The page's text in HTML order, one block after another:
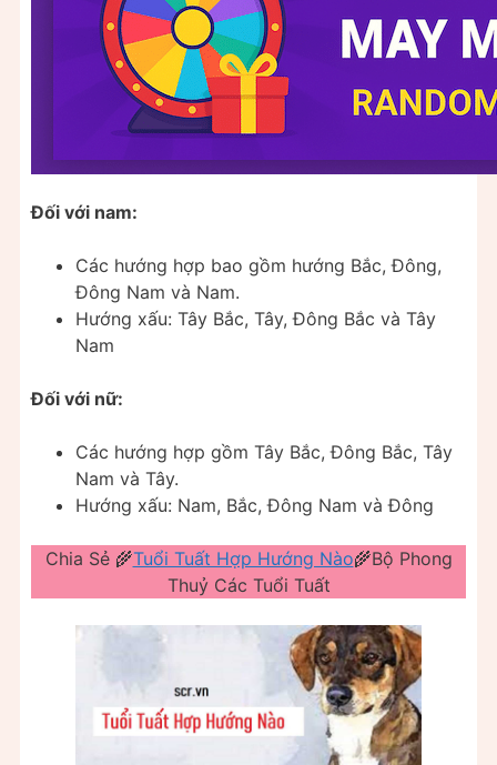
Đối với nam:
Các hướng hợp bao gồm hướng Bắc, Đông,
Đông Nam và Nam.
Hướng xấu: Tây Bắc, Tây, Đông Bắc và Tây
Nam
Đối với nữ:
Các hướng hợp gồm Tây Bắc, Đông Bắc, Tây
Nam và Tây.
Hướng xấu: Nam, Bắc, Đông Nam và Đông
Chia Sẻ 🌾Tuổi Tuất Hợp Hướng Nào🌾Bộ Phong
Thuỷ Các Tuổi Tuất